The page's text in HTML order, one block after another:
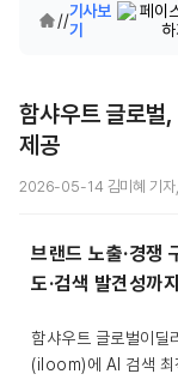
//기사보
기
함샤우트 글로벌
제공
2026-05-14 김미혜 기
브랜드 노출·경쟁
도·검색 발견성까
함샤우트 글로벌이딜
(iloom)에 AI 검색 최